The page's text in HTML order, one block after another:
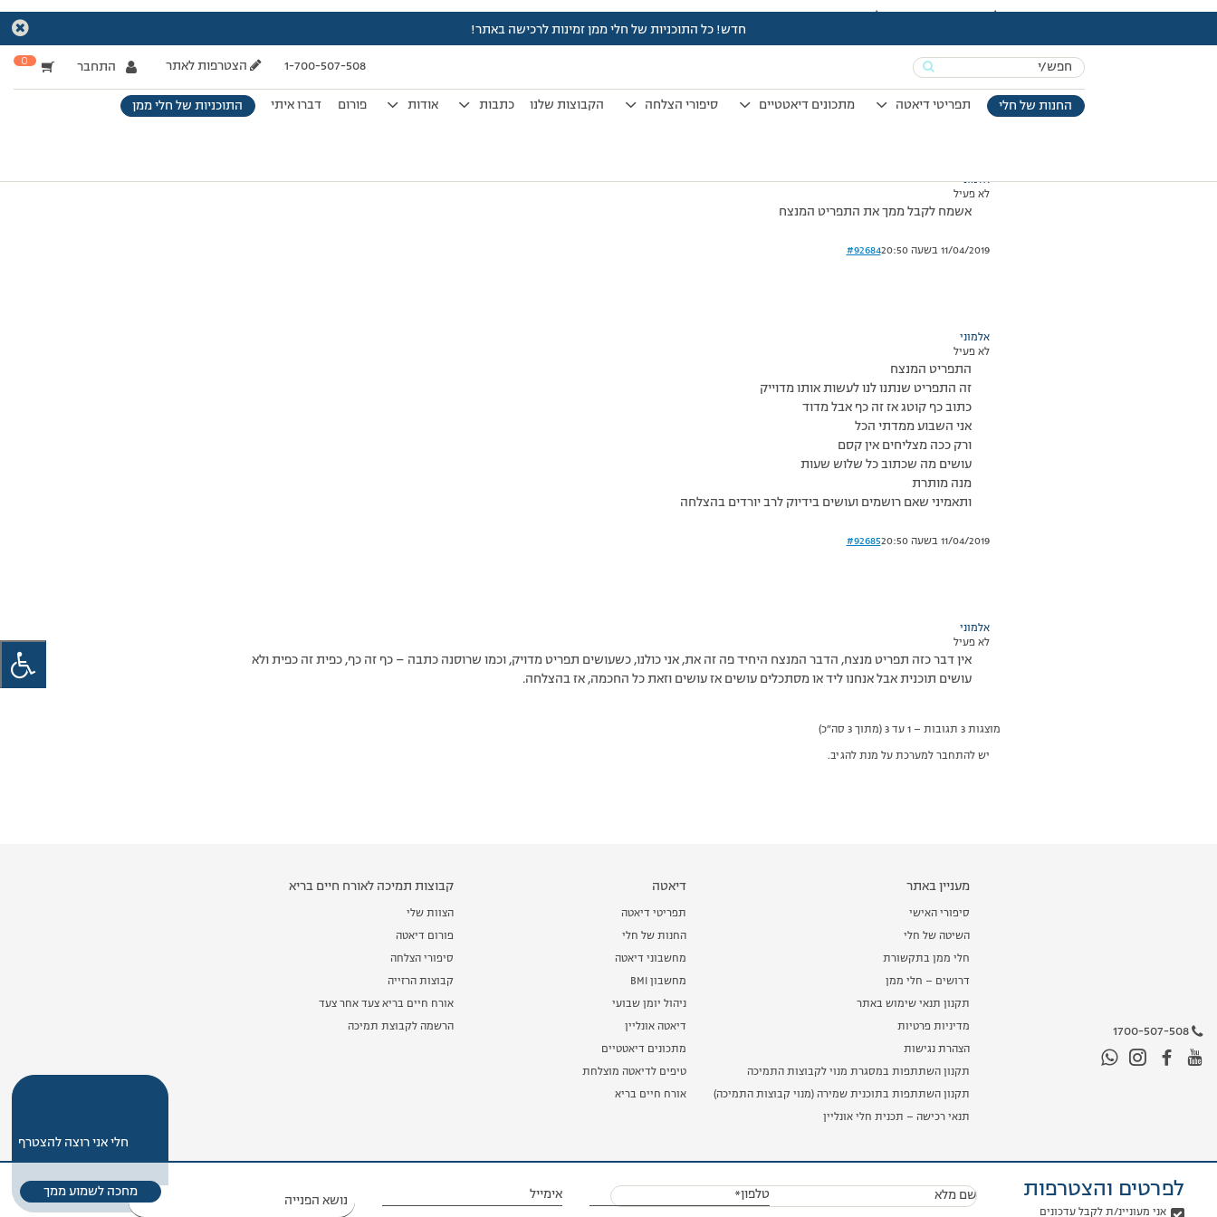
חדש! כל התוכניות של חלי ממן זמינות לרכישה באתר!
Search
for:
1-700-507-508 הצטרפות לאתר התחבר 0
החנות של חלי תפריטי דיאטה מתכונים דיאטטיים סיפורי הצלחה הקבוצות שלנו כתבות אודות פורום דברו איתי התוכניות של חלי ממן
עמוד הבית>דיונים>פורום>רוסנה אם כך אולי תשתפי אותנו בתכנון שלך
מוצגות 3 תגובות – 1 עד 3 (מתוך 3 סה״כ)
20/07/2009 בשעה 22:58
#92683
אלמוני
לא פעיל
אשמח לקבל ממך את התפריט המנצח
11/04/2019 בשעה 20:50 #92684
אלמוני
לא פעיל
התפריט המנצח
זה התפריט שנתנו לנו לעשות אותו מדוייק
כתוב כף קוטג אז זה כף אבל מדוד
אני השבוע ממדתי הכל
ורק ככה מצליחים אין קסם
עושים מה שכתוב כל שלוש שעות
מנה מותרת
ותאמיני שאם רושמים ועושים בידיוק לרב יורדים בהצלחה
11/04/2019 בשעה 20:50 #92685
אלמוני
לא פעיל
אין דבר כזה תפריט מנצח, הדבר המנצח היחיד פה זה את, אני כולנו, כשעושים תפריט מדויק, וכמו שרוסנה כתבה – כף זה כף, כפית זה כפית ולא
עושים תוכנית אבל אנחנו ליד או מסתכלים עושים אז עושים וזאת כל החכמה, אז בהצלחה.
מוצגות 3 תגובות – 1 עד 3 (מתוך 3 סה״כ)
יש להתחבר למערכת על מנת להגיב.
1700-507-508
מעניין באתר
סיפורי האישי
השיטה של חלי
חלי ממן בתקשורת
דרושים – חלי ממן
תקנון תנאי שימוש באתר
מדיניות פרטיות
הצהרת נגישות
תקנון השתתפות במסגרת מנוי לקבוצות התמיכה
תקנון השתתפות בתוכנית שמירה (מנוי קבוצות התמיכה)
תנאי רכישה – תכנית חלי אונליין
דיאטה
תפריטי דיאטה
החנות של חלי
מחשבוני דיאטה
מחשבון BMI
ניהול יומן שבועי
דיאטה אונליין
מתכונים דיאטטיים
טיפים לדיאטה מוצלחת
אורח חיים בריא
קבוצות תמיכה לאורח חיים בריא
הצוות שלי
פורום דיאטה
סיפורי הצלחה
קבוצות הרזייה
אורח חיים בריא צעד אחר צעד
הרשמה לקבוצת תמיכה
לפרטים והצטרפות
אני מעוניינ/ת לקבל עדכונים
שם מלא טלפון* אימייל מחכה לשמוע ממך
חלי אני רוצה להצטרף